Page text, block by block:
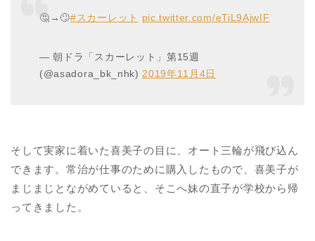
🤔→🙄#スカーレット pic.twitter.com/eTiL9AjwIF
— 朝ドラ「スカーレット」第15週
(@asadora_bk_nhk) 2019年11月4日
そして実家に着いた喜美子の目に、オート三輪が飛び込ん
できます。常治が仕事のために購入したもので、喜美子が
まじまじとながめていると、そこへ妹の直子が学校から帰
ってきました。